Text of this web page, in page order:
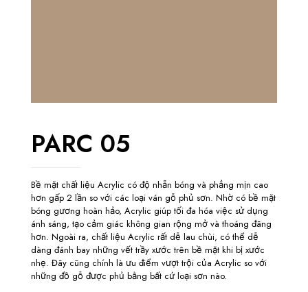
PARC 05
Bề mặt chất liệu Acrylic có độ nhẵn bóng và phẳng mịn cao
hơn gấp 2 lần so với các loại ván gỗ phủ sơn. Nhờ có bề mặt
bóng gương hoàn hảo, Acrylic giúp tối đa hóa việc sử dụng
ánh sáng, tạo cảm giác không gian rộng mở và thoáng đãng
hơn. Ngoài ra, chất liệu Acrylic rất dễ lau chùi, có thể dễ
dàng đánh bay những vết trầy xước trên bề mặt khi bị xước
nhẹ. Đây cũng chính là ưu điểm vượt trội của Acrylic so với
những đồ gỗ được phủ bằng bất cứ loại sơn nào.